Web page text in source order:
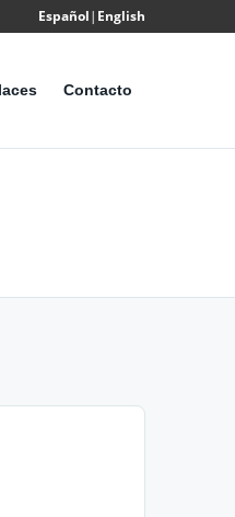
Español| English
Contacto